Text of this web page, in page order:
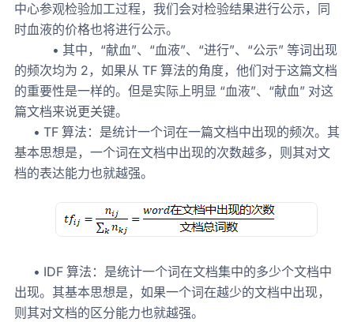
中心参观检验加工过程，我们会对检验结果进行公示，同
时血液的价格也将进行公示。
• 其中，“献血”、“血液”、“进行”、“公示” 等词出现
的频次均为 2，如果从 TF 算法的角度，他们对于这篇文档
的重要性是一样的。但是实际上明显 “血液”、“献血” 对这
篇文档来说更关键。
• TF 算法：是统计一个词在一篇文档中出现的频次。其
基本思想是，一个词在文档中出现的次数越多，则其对文
档的表达能力也就越强。
• IDF 算法：是统计一个词在文档集中的多少个文档中
出现。其基本思想是，如果一个词在越少的文档中出现，
则其对文档的区分能力也就越强。